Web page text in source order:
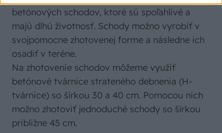
betónových schodov, ktoré sú spoľahlivé a
majú dlhú životnosť. Schody možno vyrobiť v
svojpomocne zhotovenej forme a následne ich
osadiť v teréne.
Na zhotovenie schodov môžeme využiť
betónové tvárnice strateného debnenia (H-
tvárnice) so šírkou 30 a 40 cm. Pomocou nich
možno zhotoviť jednoduché schody so šírkou
približne 45 cm.